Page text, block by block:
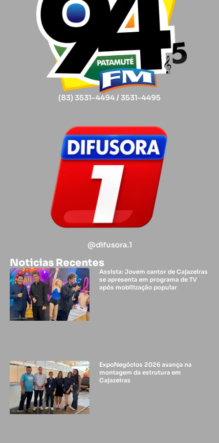
(83) 3531-4494 / 3531-4495
@difusora.1
Noticias Recentes
Assista: Jovem cantor de Cajazeiras
se apresenta em programa de TV
após mobilização popular
ExpoNegócios 2026 avança na
montagem da estrutura em
Cajazeiras